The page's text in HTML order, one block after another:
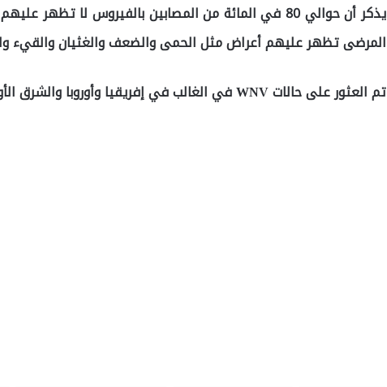
المرضى تظهر عليهم أعراض مثل الحمى والضعف والغثيان والقيء
تم العثور على حالات WNV في الغالب في إفريقيا وأوروبا والشرق الأوسط وأمريكا الشمالية وغرب آسيا.